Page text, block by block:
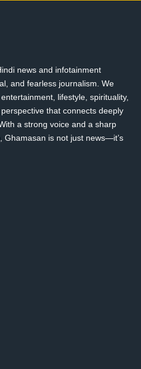
news and infotainment
and fearless journalism. We
lifestyle, spirituality,
that connects deeply
a strong voice and a sharp
Ghamasan is not just news—it’s